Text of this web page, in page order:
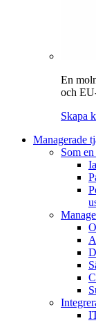
En
och
Skapa
Managerade
Som